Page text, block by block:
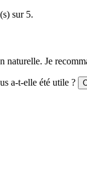
sur 5.
naturelle. Je
a-t-elle été utile ?